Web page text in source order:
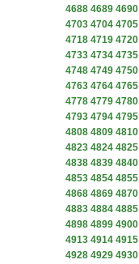
4688 4689 4690
4703 4704 4705
4718 4719 4720
4733 4734 4735
4748 4749 4750
4763 4764 4765
4778 4779 4780
4793 4794 4795
4808 4809 4810
4823 4824 4825
4838 4839 4840
4853 4854 4855
4868 4869 4870
4883 4884 4885
4898 4899 4900
4913 4914 4915
4928 4929 4930